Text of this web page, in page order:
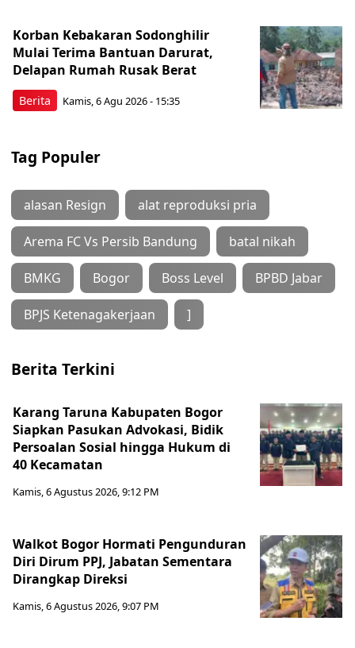
Berita
Korban Kebakaran Sodonghilir
Mulai Terima Bantuan Darurat,
Delapan Rumah Rusak Berat
Kamis, 6 Agu 2026 - 15:35
Tag Populer
alasan Resign alat reproduksi pria
Arema FC Vs Persib Bandung batal nikah
BMKG Bogor Boss Level BPBD Jabar
BPJS Ketenagakerjaan ]
Berita Terkini
Karang Taruna Kabupaten Bogor
Siapkan Pasukan Advokasi, Bidik
Persoalan Sosial hingga Hukum di
40 Kecamatan
Kamis, 6 Agustus 2026, 9:12 PM
Walkot Bogor Hormati Pengunduran
Diri Dirum PPJ, Jabatan Sementara
Dirangkap Direksi
Kamis, 6 Agustus 2026, 9:07 PM